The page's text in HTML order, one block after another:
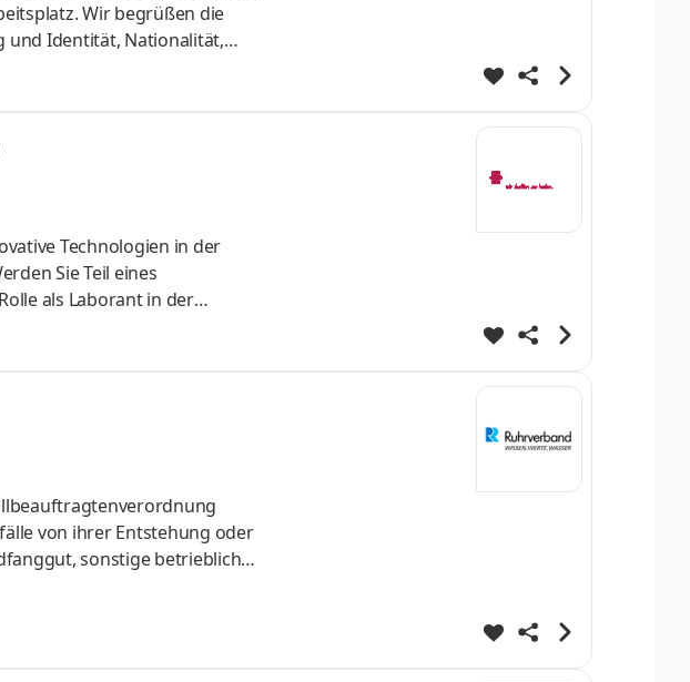
Wir begrüßen die
und Identität, Nationalität,
persönlichen
im Rahmen des
an Deponien und
Technologien in der
Sie Teil eines
als Laborant in der
die Qualität und optimieren
Reststoffe: von der
von ihrer Entstehung oder
sonstige betriebliche
Vorschriften,